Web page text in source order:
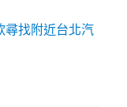
尋找附近台北汽